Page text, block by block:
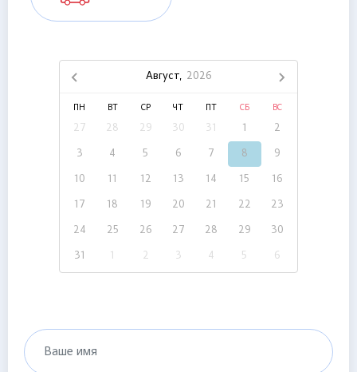
Август, 2026
ПН ВТ СР ЧТ СБ ВС
27 28 29 30 31 1 2
3 4 5 6 7 8 9
10 11 12 13 14 15 16
17 18 19 20 21 22 23
24 25 26 27 28 29 30
31 1 2 3 4 5 6
Ваше имя